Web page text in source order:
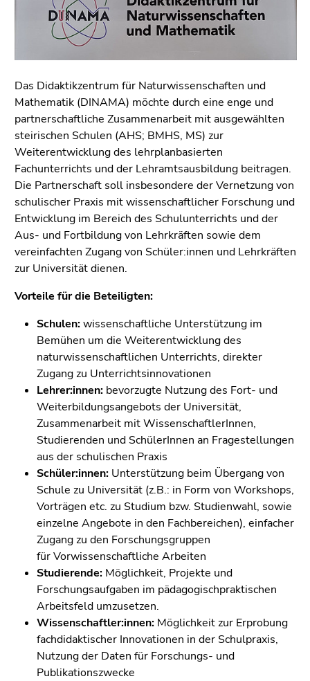
Sie diesen
Inhalt
(Zugriffstaste
1)
Zur
Positionsanzeige
(Zugriffstaste
2)
Zur
Hauptnavigation
(Zugriffstaste
3)
Zur
(Zugriffstaste
den
Zusatzinformationen
(Zugriffstaste
den
Seiteneinstellungen
(Benutzer/Sprache)
(Zugriffstaste
Suche
(Zugriffstaste
Das Didaktikzentrum für Naturwissenschaften und
Mathematik (DINAMA) möchte durch eine enge und
partnerschaftliche Zusammenarbeit mit ausgewählten
steirischen Schulen (AHS; BMHS, MS) zur
Weiterentwicklung des lehrplanbasierten
Fachunterrichts und der Lehramtsausbildung beitragen.
Die Partnerschaft soll insbesondere der Vernetzung von
schulischer Praxis mit wissenschaftlicher Forschung und
Entwicklung im Bereich des Schulunterrichts und der
Aus- und Fortbildung von Lehrkräften sowie dem
vereinfachten Zugang von Schüler:innen und Lehrkräften
zur Universität dienen.
Vorteile für die Beteiligten:
Schulen:wissenschaftliche Unterstützung im
Bemühen um die Weiterentwicklung des
naturwissenschaftlichen Unterrichts, direkter
Zugang zu Unterrichtsinnovationen
Lehrer:innen: bevorzugte Nutzung des Fort- und
Weiterbildungsangebots der Universität,
Zusammenarbeit mit WissenschaftlerInnen,
Studierenden und SchülerInnen an Fragestellungen
aus der schulischen Praxis
Schüler:innen: Unterstützung beim Übergang von
Schule zu Universität (z.B.: in Form von Workshops,
Vorträgen etc. zu Studium bzw. Studienwahl, sowie
einzelne Angebote in den Fachbereichen), einfacher
Zugang zu den Forschungsgruppen
für Vorwissenschaftliche Arbeiten
Studierende: Möglichkeit, Projekte und
Forschungsaufgaben im pädagogischpraktischen
Arbeitsfeld umzusetzen.
Wissenschaftler:innen: Möglichkeit zur Erprobung
fachdidaktischer Innovationen in der Schulpraxis,
Nutzung der Daten für Forschungs- und
Publikationszwecke